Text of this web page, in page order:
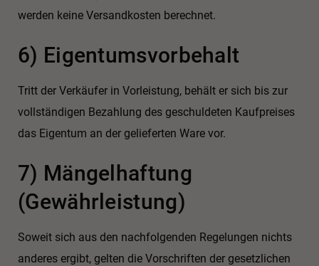
werden keine Versandkosten berechnet.
6) Eigentumsvorbehalt
Tritt der Verkäufer in Vorleistung, behält er sich bis zur
vollständigen Bezahlung des geschuldeten Kaufpreises
das Eigentum an der gelieferten Ware vor.
7) Mängelhaftung
(Gewährleistung)
Soweit sich aus den nachfolgenden Regelungen nichts
anderes ergibt, gelten die Vorschriften der gesetzlichen